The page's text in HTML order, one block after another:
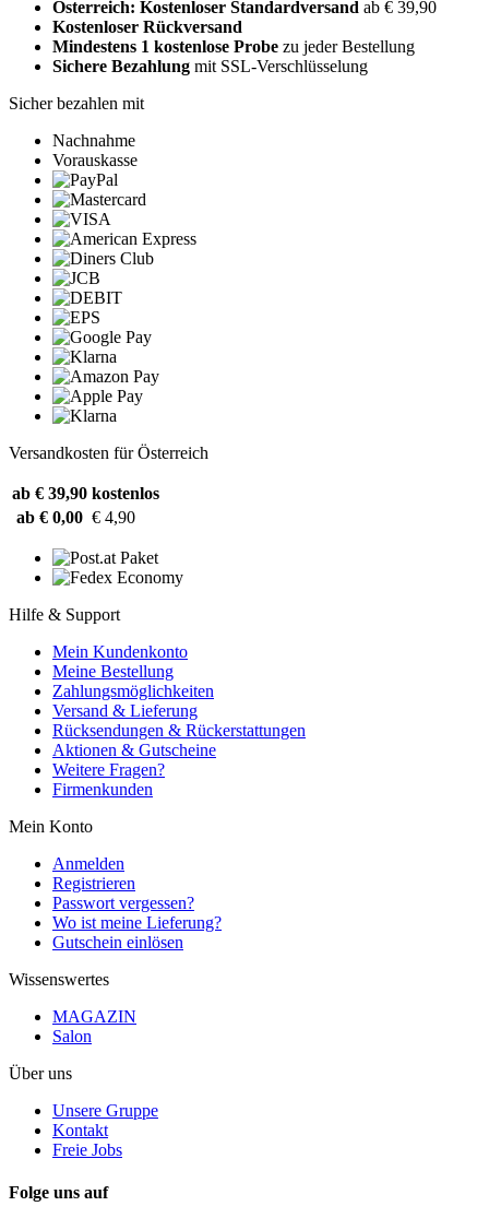
Österreich: Kostenloser Standardversand ab € 39,90
Kostenloser Rückversand
Mindestens 1 kostenlose Probe zu jeder Bestellung
Sichere Bezahlung mit SSL-Verschlüsselung
Sicher bezahlen mit
Nachnahme
Vorauskasse
Versandkosten für Österreich
ab € 39,90 kostenlos
ab € 0,00 € 4,90
Hilfe & Support
Mein Kundenkonto
Meine Bestellung
Zahlungsmöglichkeiten
Versand & Lieferung
Rücksendungen & Rückerstattungen
Aktionen & Gutscheine
Weitere Fragen?
Firmenkunden
Mein Konto
Anmelden
Registrieren
Passwort vergessen?
Wo ist meine Lieferung?
Gutschein einlösen
Wissenswertes
MAGAZIN
Salon
Über uns
Unsere Gruppe
Kontakt
Freie Jobs
Folge uns auf